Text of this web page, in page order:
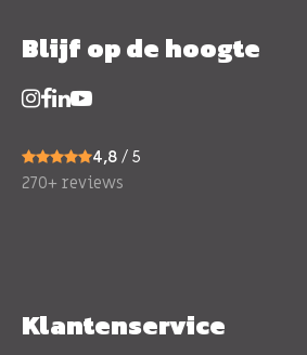
Blijf op de hoogte
4,8 / 5
270+ reviews
Klantenservice